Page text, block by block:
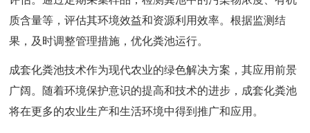
质含量等，评估其环境效益和资源利用效率。根据监测结
果，及时调整管理措施，优化粪池运行。
成套化粪池技术作为现代农业的绿色解决方案，其应用前景
广阔。随着环境保护意识的提高和技术的进步，成套化粪池
将在更多的农业生产和生活环境中得到推广和应用。